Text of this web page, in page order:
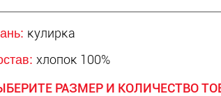
кулирка
хлопок 100%
РАЗМЕР И КОЛИЧЕСТВО